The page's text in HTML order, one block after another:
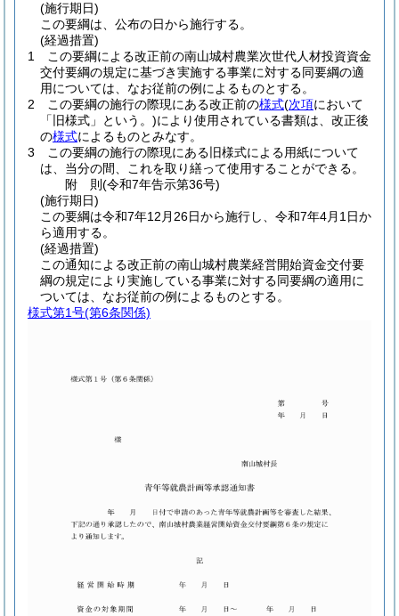
(施行期日)
この要綱は、公布の日から施行する。
(経過措置)
1
この要綱による改正前の南山城村農業次世代人材投資資金
交付要綱の規定に基づき実施する事業に対する同要綱の適
用については、なお従前の例によるものとする。
2
この要綱の施行の際現にある改正前の様式(次項において
「旧様式」という。)により使用されている書類は、改正後
の様式によるものとみなす。
3
この要綱の施行の際現にある旧様式による用紙について
は、当分の間、これを取り繕って使用することができる。
附 則(令和7年告示第36号)
(施行期日)
この要綱は令和7年12月26日から施行し、令和7年4月1日か
ら適用する。
(経過措置)
この通知による改正前の南山城村農業経営開始資金交付要
綱の規定により実施している事業に対する同要綱の適用に
ついては、なお従前の例によるものとする。
様式第1号(第6条関係)